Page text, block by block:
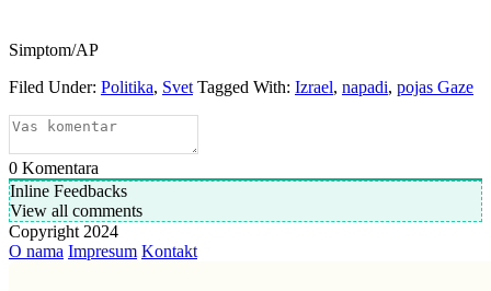
Simptom/AP
Filed Under: Politika, Svet Tagged With: Izrael, napadi, pojas Gaze
0 Komentara
Inline Feedbacks
View all comments
Copyright 2024
O nama Impresum Kontakt